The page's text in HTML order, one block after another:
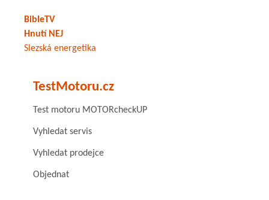
BibleTV
Hnutí NEJ
Slezská energetika
TestMotoru.cz
Test motoru MOTORcheckUP
Vyhledat servis
Vyhledat prodejce
Objednat